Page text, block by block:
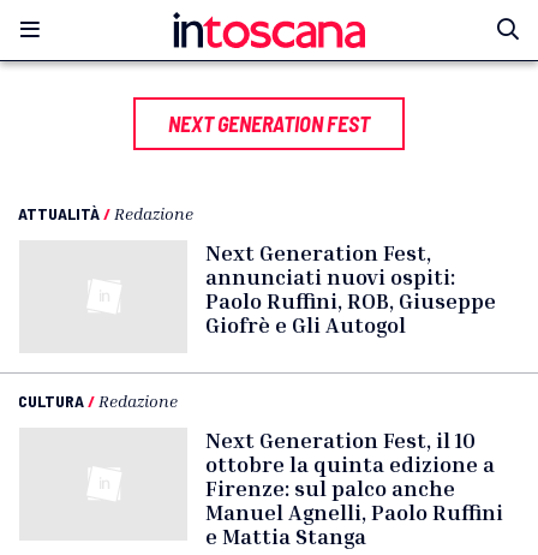
NEXT GENERATION FEST
ATTUALITÀ/ Redazione
Next Generation Fest,
annunciati nuovi ospiti:
Paolo Ruffini, ROB, Giuseppe
Giofrè e Gli Autogol
CULTURA/ Redazione
Next Generation Fest, il 10
ottobre la quinta edizione a
Firenze: sul palco anche
Manuel Agnelli, Paolo Ruffini
e Mattia Stanga